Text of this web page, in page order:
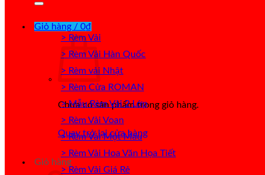
Giỏ hàng / 0₫
Chưa có sản phẩm trong giỏ hàng.
Quay trở lại cửa hàng
Giỏ hàng
> Rèm Vải
> Rèm Vải Hàn Quốc
> Rèm vải Nhật
> Rèm Cửa ROMAN
> Mẫu Rèm Vải 2 Lớp
> Rèm Vải Voan
> Rèm Vải Một Màu
> Rèm Vải Hoa Văn Họa Tiết
> Rèm Vải Giá Rẻ